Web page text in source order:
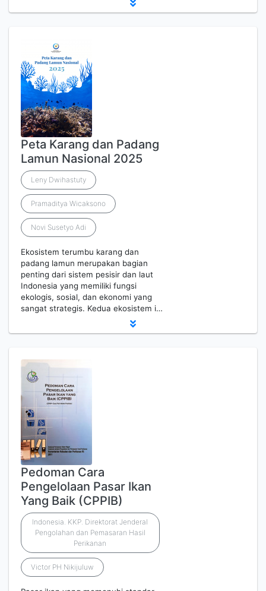
Peta Karang dan Padang
Lamun Nasional 2025
Leny Dwihastuty
Pramaditya Wicaksono
Novi Susetyo Adi
Ekosistem terumbu karang dan
padang lamun merupakan bagian
penting dari sistem pesisir dan laut
Indonesia yang memiliki fungsi
ekologis, sosial, dan ekonomi yang
sangat strategis. Kedua ekosistem i…
Pedoman Cara
Pengelolaan Pasar Ikan
Yang Baik (CPPIB)
Indonesia. KKP. Direktorat Jenderal
Pengolahan dan Pemasaran Hasil
Perikanan
Victor PH Nikijuluw